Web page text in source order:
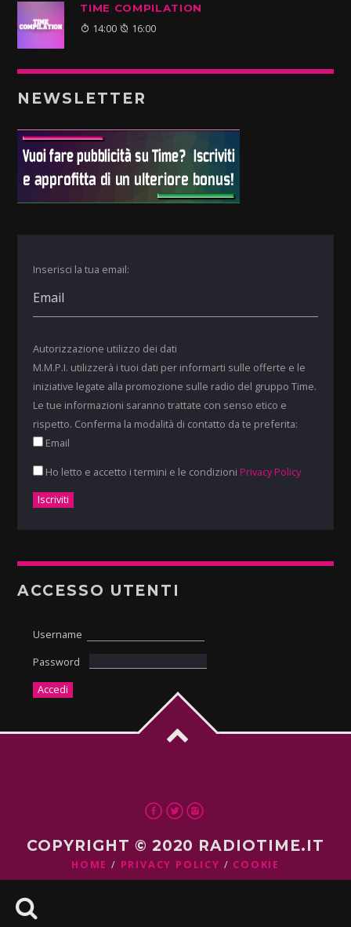
TIME COMPILATION
14:00 16:00
NEWSLETTER
Inserisci la tua email:
Autorizzazione utilizzo dei dati
M.M.P.I. utilizzerà i tuoi dati per informarti sulle offerte e le
iniziative legate alla promozione sulle radio del gruppo Time.
Le tue informazioni saranno trattate con senso etico e
rispetto. Conferma la modalità di contatto da te preferita:
Email
Ho letto e accetto i termini e le condizioni Privacy Policy
ACCESSO UTENTI
Username
Password
COPYRIGHT © 2020 RADIOTIME.IT
HOME PRIVACY POLICY COOKIE